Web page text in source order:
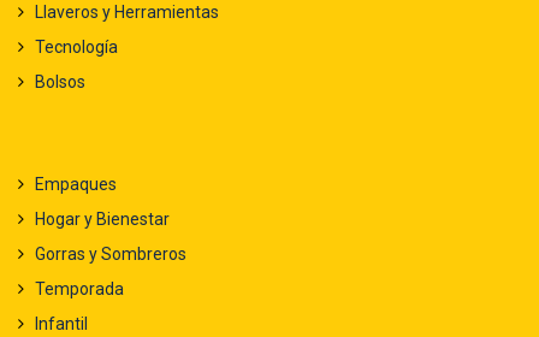
Llaveros y Herramientas
Tecnología
Bolsos
Empaques
Hogar y Bienestar
Gorras y Sombreros
Temporada
Infantil